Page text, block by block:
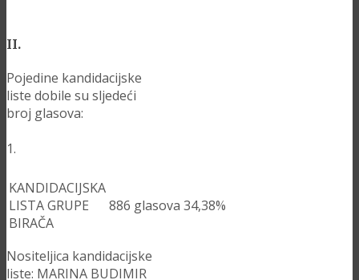
II.
Pojedine kandidacijske
liste dobile su sljedeći
broj glasova:
1.
KANDIDACIJSKA
LISTA GRUPE
BIRAČA
886 glasova 34,38%
Nositeljica kandidacijske
liste: MARINA BUDIMIR